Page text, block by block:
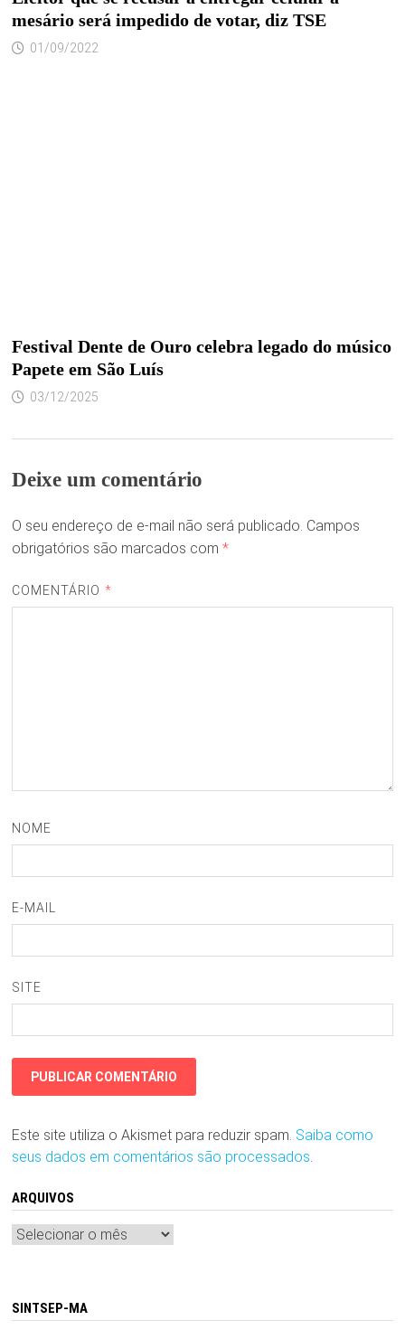
mesário será impedido de votar, diz TSE
01/09/2022
Festival Dente de Ouro celebra legado do músico
Papete em São Luís
03/12/2025
Deixe um comentário
O seu endereço de e-mail não será publicado. Campos
obrigatórios são marcados com *
COMENTÁRIO *
NOME
E-MAIL
SITE
Este site utiliza o Akismet para reduzir spam. Saiba como
seus dados em comentários são processados
ARQUIVOS
Arquivos
SINTSEP-MA